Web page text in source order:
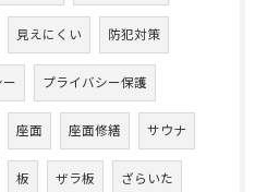
見えにくい 防犯対策
ー プライバシー保護
座面 座面修繕 サウナ
板 ザラ板 ざらいた